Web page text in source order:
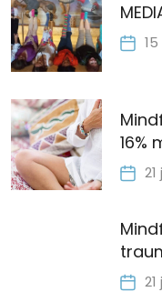
16%
para